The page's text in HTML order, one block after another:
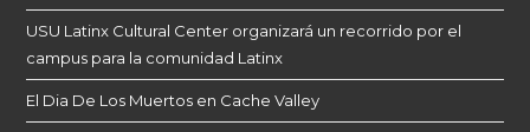
USU Latinx Cultural Center organizará un recorrido por el
campus para la comunidad Latinx
El Dia De Los Muertos en Cache Valley